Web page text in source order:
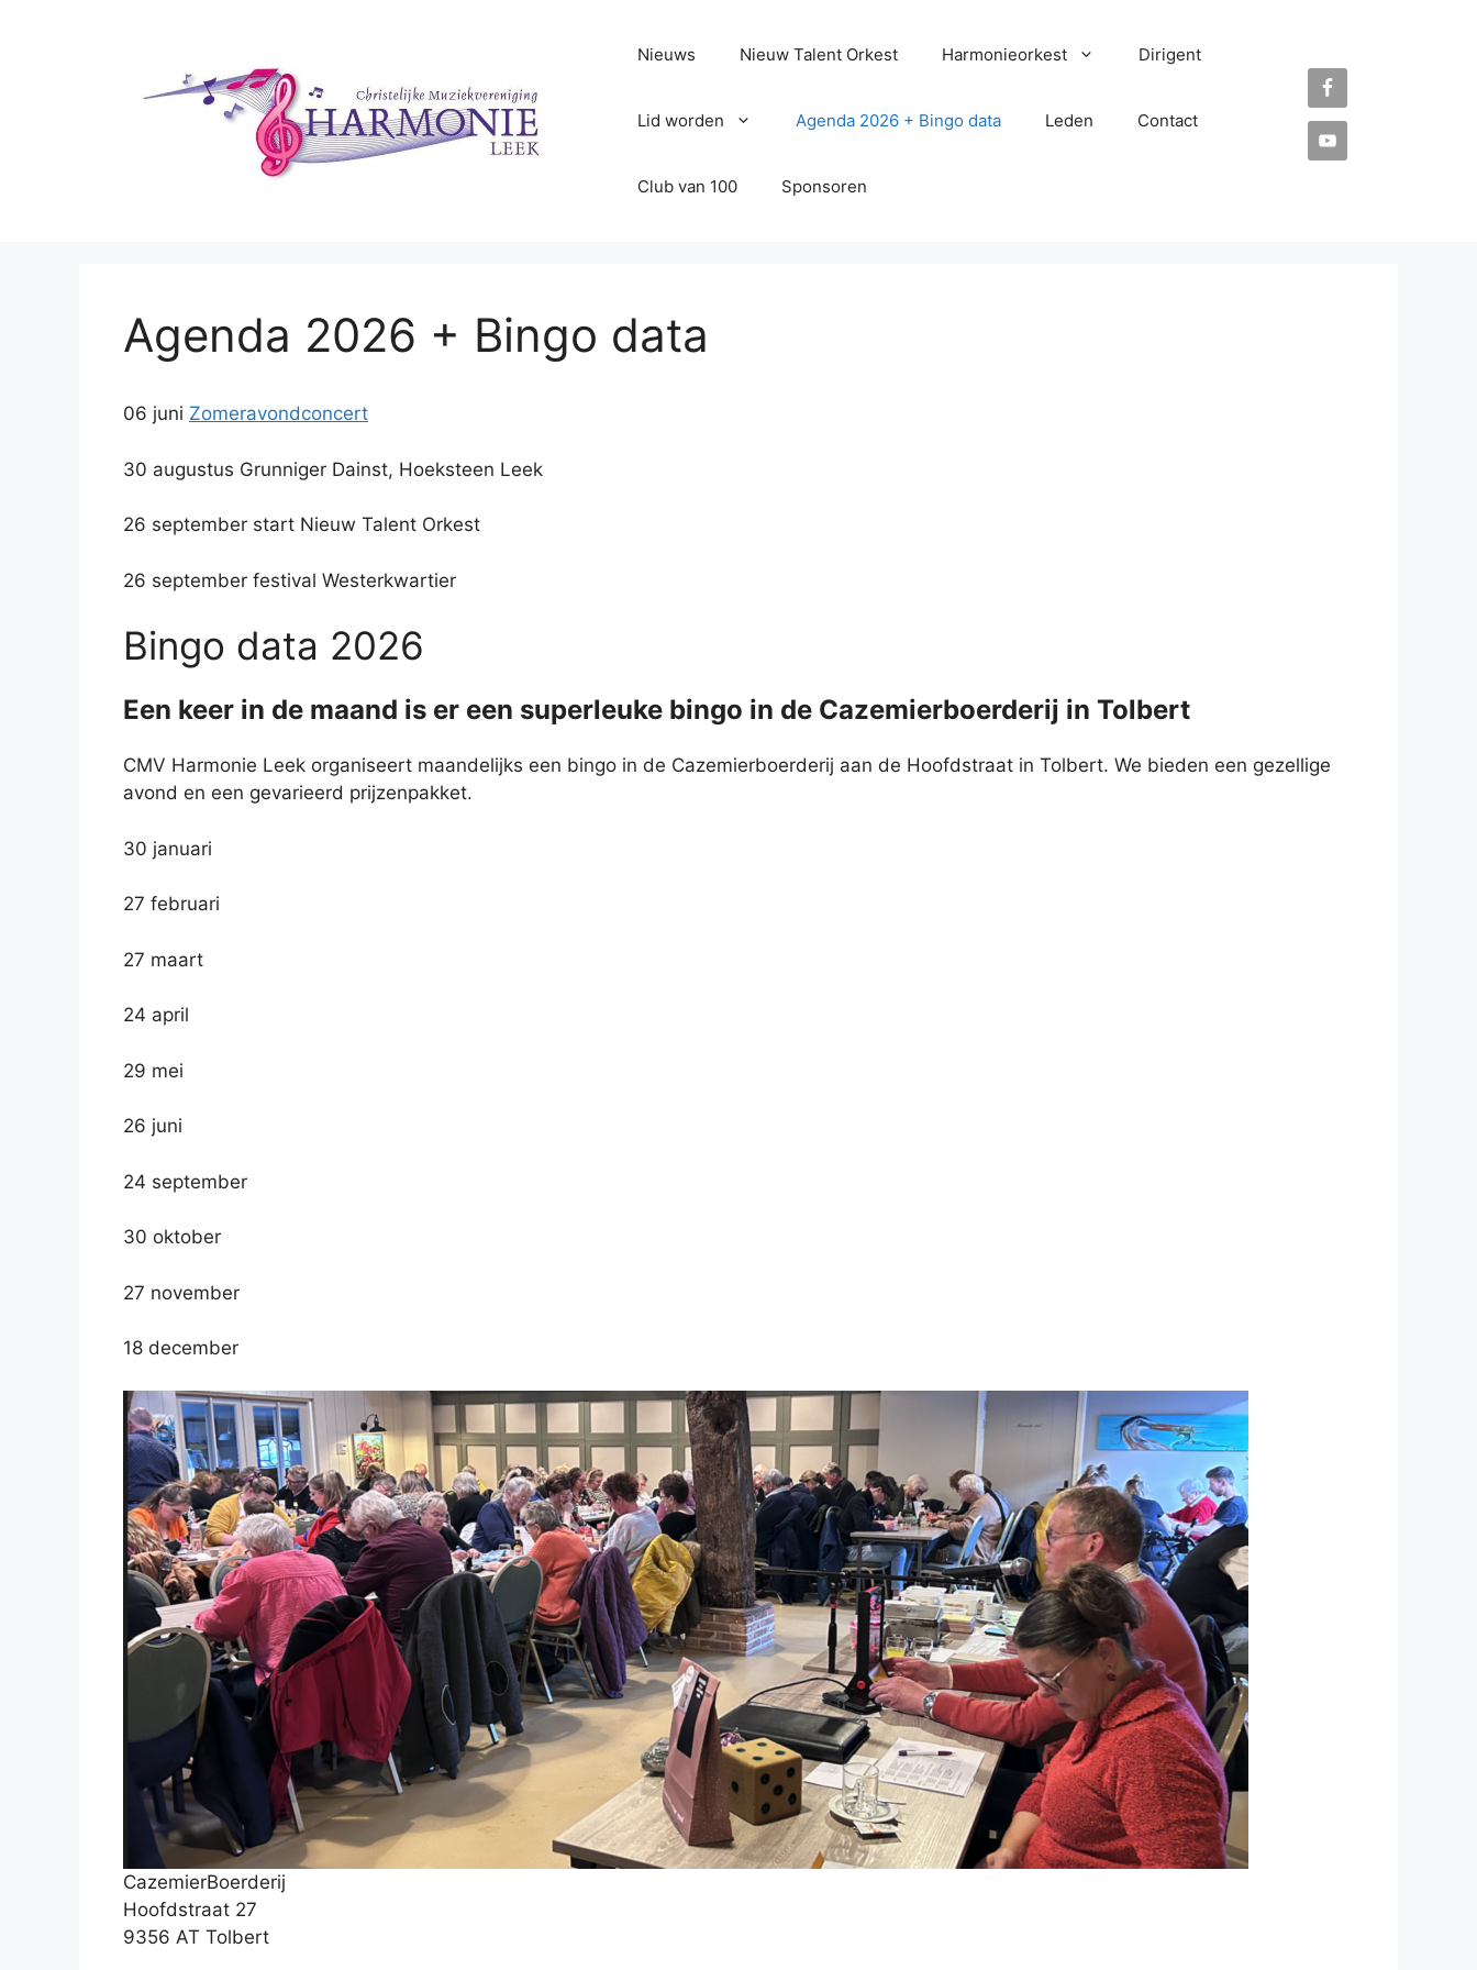
Nieuws Nieuw Talent Orkest Harmonieorkest Dirigent
Lid worden Agenda 2026 + Bingo data Leden Contact
Club van 100 Sponsoren
Agenda 2026 + Bingo data
06 juni Zomeravondconcert
30 augustus Grunniger Dainst, Hoeksteen Leek
26 september start Nieuw Talent Orkest
26 september festival Westerkwartier
Bingo data 2026
Een keer in de maand is er een superleuke bingo in de Cazemierboerderij in Tolbert
CMV Harmonie Leek organiseert maandelijks een bingo in de Cazemierboerderij aan de Hoofdstraat in Tolbert. We bieden een gezellige
avond en een gevarieerd prijzenpakket.
30 januari
27 februari
27 maart
24 april
29 mei
26 juni
24 september
30 oktober
27 november
18 december
CazemierBoerderij
Hoofdstraat 27
9356 AT Tolbert